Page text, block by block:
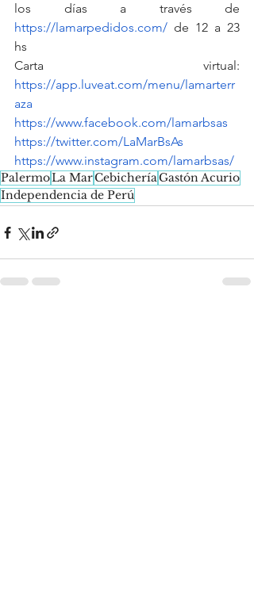
https://lamarpedidos.com/ de 12 a 23
hs
https://app.luveat.com/menu/lamarterr
aza
https://www.facebook.com/lamarbsas
https://twitter.com/LaMarBsAs
https://www.instagram.com/lamarbsas/
PalermoLa MarCebicheríaGastón Acurio
Independencia de Perú